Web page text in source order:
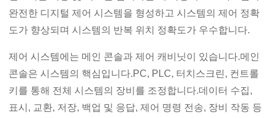
완전한 디지털 제어 시스템을 형성하고 시스템의 제어 정확
도가 향상되며 시스템의 반복 위치 정확도가 우수합니다.
제어 시스템에는 메인 콘솔과 제어 캐비닛이 있습니다.메인
콘솔은 시스템의 핵심입니다.PC, PLC, 터치스크린, 컨트롤
키를 통해 전체 시스템의 장비를 조정합니다.데이터 수집,
표시, 교환, 저장, 백업 및 응답, 제어 명령 전송, 장비 작동 등